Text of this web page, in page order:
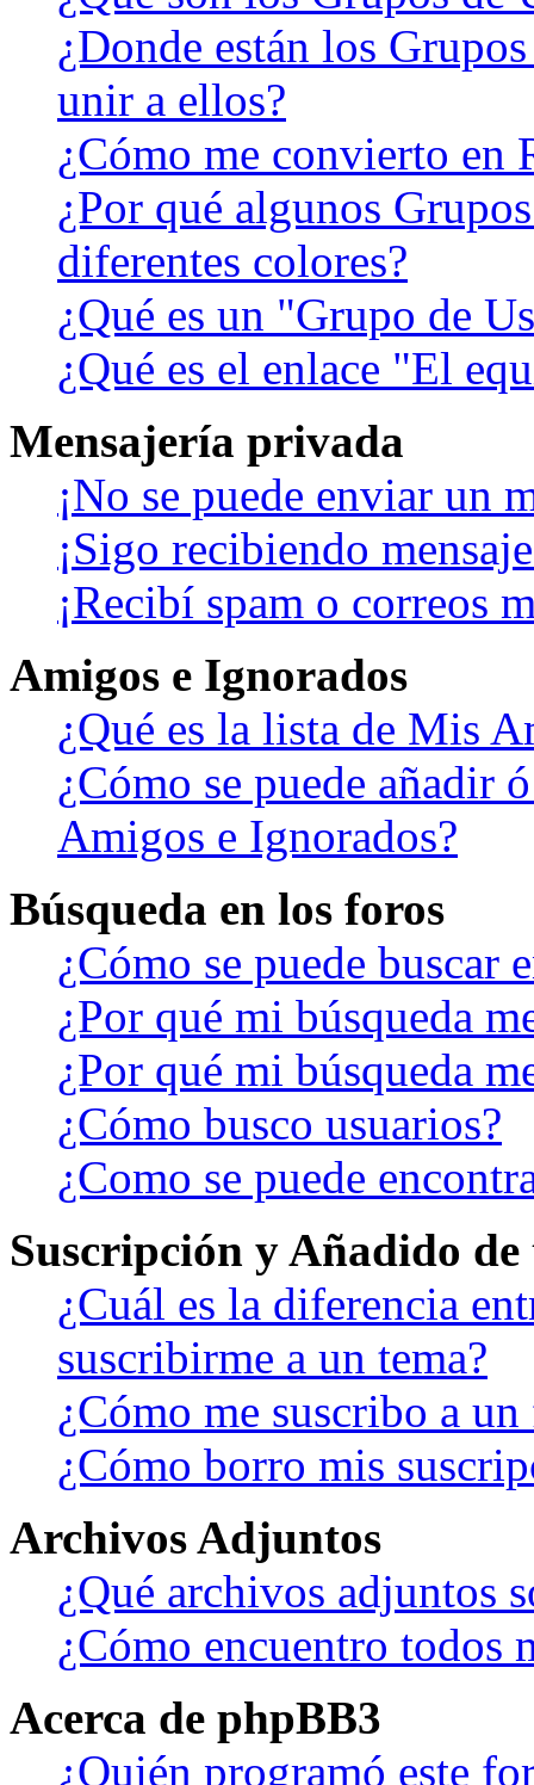
¿Donde están los
unir a ellos?
¿Cómo me convierto en
¿Por qué algunos
diferentes colores?
¿Qué es un "Grupo de
¿Qué es el enlace "El
Mensajería privada
¡No se puede enviar un
¡Sigo recibiendo
¡Recibí spam o correos
Amigos e Ignorados
¿Qué es la lista de Mis
¿Cómo se puede añadir
Amigos e Ignorados?
Búsqueda en los foros
¿Cómo se puede buscar
¿Por qué mi búsqueda
¿Por qué mi búsqueda
¿Cómo busco usuarios?
¿Como se puede
Suscripción y Añadido
¿Cuál es la diferencia
suscribirme a un tema?
¿Cómo me suscribo a
¿Cómo borro mis
Archivos Adjuntos
¿Qué archivos adjuntos
¿Cómo encuentro todos
Acerca de phpBB3
¿Quién programó este